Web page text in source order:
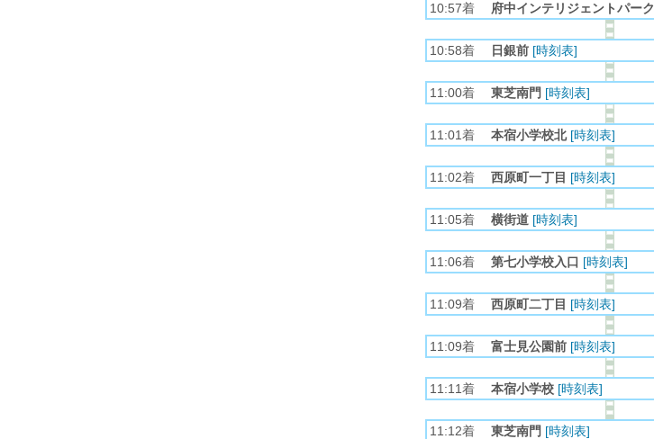
10:57着 府中インテリジェントパーク
10:58着 日銀前 [時刻表]
11:00着 東芝南門 [時刻表]
11:01着 本宿小学校北 [時刻表]
11:02着 西原町一丁目 [時刻表]
11:05着 横街道 [時刻表]
11:06着 第七小学校入口 [時刻表]
11:09着 西原町二丁目 [時刻表]
11:09着 富士見公園前 [時刻表]
11:11着 本宿小学校 [時刻表]
11:12着 東芝南門 [時刻表]